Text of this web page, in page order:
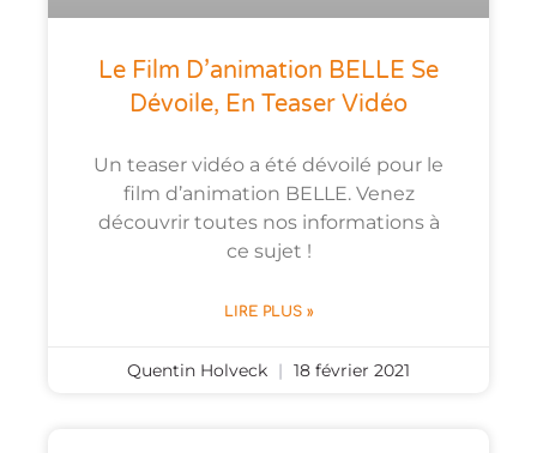
Le Film D’animation BELLE Se
Dévoile, En Teaser Vidéo
Un teaser vidéo a été dévoilé pour le
film d’animation BELLE. Venez
découvrir toutes nos informations à
ce sujet !
LIRE PLUS »
Quentin Holveck 18 février 2021